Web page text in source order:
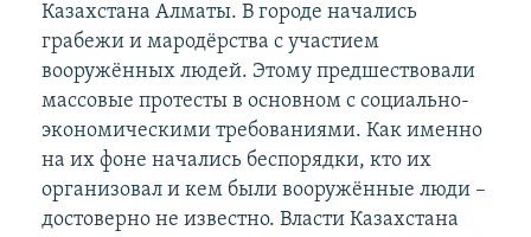
Казахстана Алматы. В городе начались
грабежи и мародёрства с участием
вооружённых людей. Этому предшествовали
массовые протесты в основном с социально-
экономическими требованиями. Как именно
на их фоне начались беспорядки, кто их
организовал и кем были вооружённые люди –
достоверно не известно. Власти Казахстана